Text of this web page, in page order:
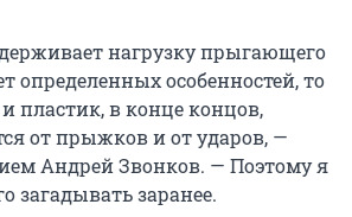
нагрузку прыгающего
определенных особенностей, то
пластик, в конце концов,
от прыжков и от ударов, —
Андрей Звонков. — Поэтому я
загадывать заранее.